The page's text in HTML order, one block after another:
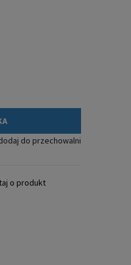
kosztów
do przechowalni
o produkt